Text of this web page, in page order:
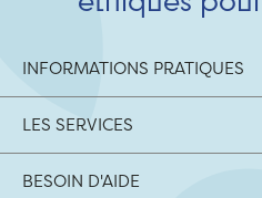
INFORMATIONS PRATIQUES
LES SERVICES
BESOIN D'AIDE